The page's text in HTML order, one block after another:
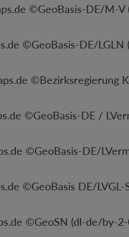
©GeoBasis-DE/M-V
©GeoBasis-DE/LGLN
©Bezirksregierung
©GeoBasis-DE /
©GeoBasis-DE/
©GeoBasis DE/
©GeoSN (dl-de/by-